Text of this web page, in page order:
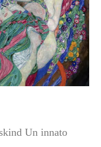
Un innato